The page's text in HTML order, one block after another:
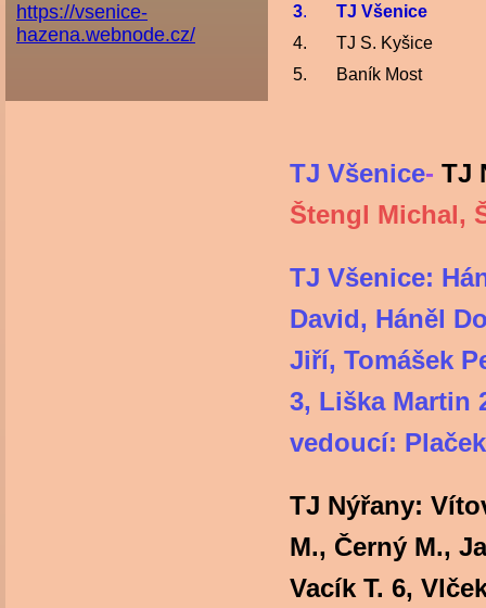
https://vsenice-
hazena.webnode.cz/
3.
TJ Všenice
4.
TJ S. Kyšice
5.
Baník Most
TJ Všenice- TJ
Štengl Michal,
TJ Všenice:
David, Háněl
Jiří, Tomášek
3, Liška
vedoucí:
TJ Nýřany:
M., Černý M.,
Vacík T. 6,